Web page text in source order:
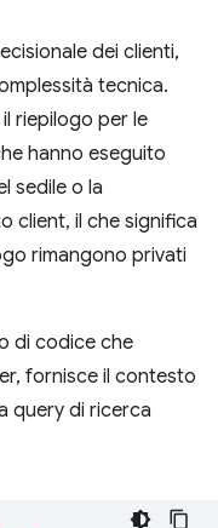
dei clienti,
tecnica.
riepilogo per le
hanno eseguito
sedile o la
client, il che significa
rimangono privati
di codice che
fornisce il contesto
query di ricerca